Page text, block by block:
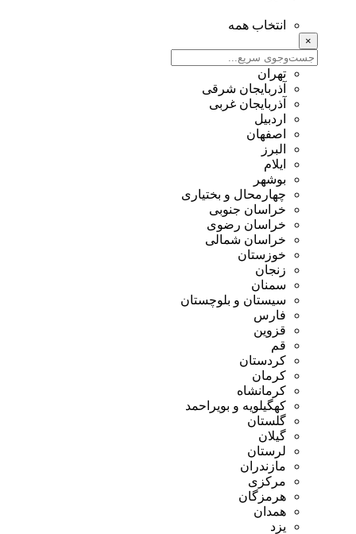
انتخاب همه
×
تهران
آذربایجان شرقی
آذربایجان غربی
اردبیل
اصفهان
البرز
ایلام
بوشهر
چهارمحال و بختیاری
خراسان جنوبی
خراسان رضوی
خراسان شمالی
خوزستان
زنجان
سمنان
سیستان و بلوچستان
فارس
قزوین
قم
کردستان
کرمان
کرمانشاه
کهگیلویه و بویراحمد
گلستان
گیلان
لرستان
مازندران
مرکزی
هرمزگان
همدان
یزد